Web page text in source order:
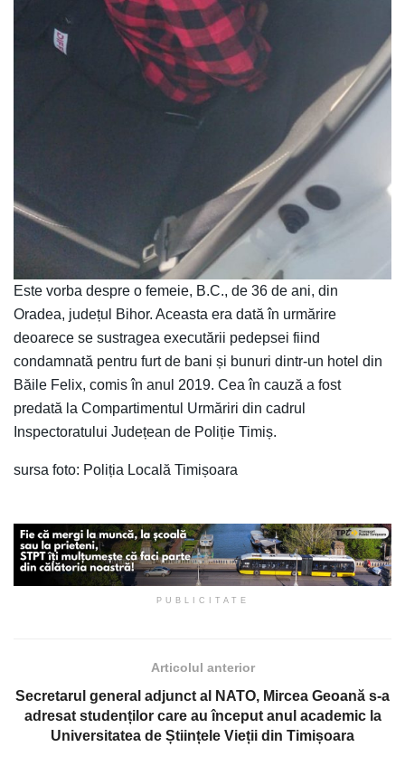
Este vorba despre o femeie, B.C., de 36 de ani, din
Oradea, județul Bihor. Aceasta era dată în urmărire
deoarece se sustragea executării pedepsei fiind
condamnată pentru furt de bani și bunuri dintr-un hotel din
Băile Felix, comis în anul 2019. Cea în cauză a fost
predată la Compartimentul Urmăriri din cadrul
Inspectoratului Județean de Poliție Timiș.
sursa foto: Poliția Locală Timișoara
PUBLICITATE
Articolul anterior
Secretarul general adjunct al NATO, Mircea Geoană s-a
adresat studenților care au început anul academic la
Universitatea de Științele Vieții din Timișoara